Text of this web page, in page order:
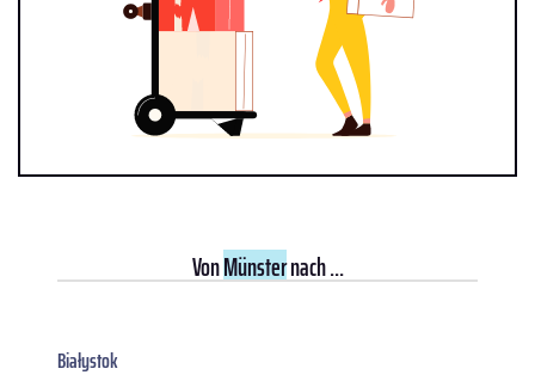
VonMünsternach ...
Białystok